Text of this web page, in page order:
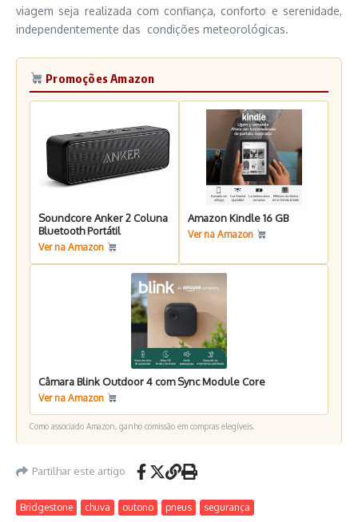
viagem seja realizada com confiança, conforto e serenidade,
independentemente das condições meteorológicas.
Promoções Amazon
Soundcore Anker 2 Coluna
Bluetooth Portátil
Ver na Amazon
Amazon Kindle 16 GB
Ver na Amazon
Câmara Blink Outdoor 4 com Sync Module Core
Ver na Amazon
Como associado Amazon, ganho comissão em compras elegíveis.
Partilhar este artigo
Bridgestone chuva outono pneus segurança